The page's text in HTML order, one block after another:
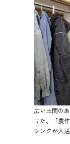
広い土間の
けた。「農
シンクが大